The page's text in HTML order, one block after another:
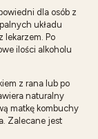
dla osób z
układu
lekarzem. Po
ilości alkoholu
z rana lub po
naturalny
matkę kombuchy
Zalecane jest